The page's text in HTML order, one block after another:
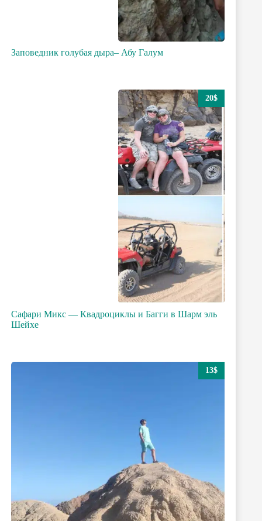
Заповедник голубая дыра– Абу Галум
Сафари Микс — Квадроциклы и Багги в Шарм эль
Шейхе
20$
13$